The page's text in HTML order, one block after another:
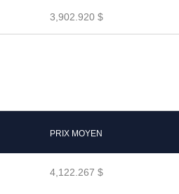
3,902.920 $
PRIX MOYEN
4,122.267 $